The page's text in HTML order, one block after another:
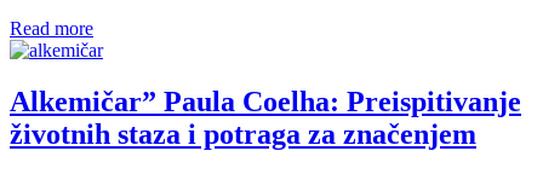
Read more
Alkemičar” Paula Coelha: Preispitivanje
životnih staza i potraga za značenjem